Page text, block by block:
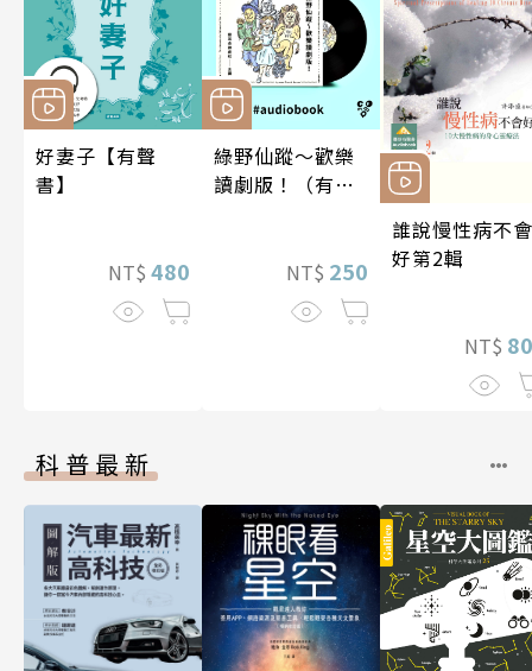
好妻子【有聲
書】
NT$ 480
綠野仙蹤～歡樂
讀劇版！（有聲
NT$ 250
誰說慢性病不會
好第2輯
NT$
科普最新